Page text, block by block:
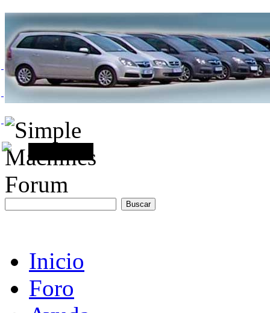
Inicio
Foro